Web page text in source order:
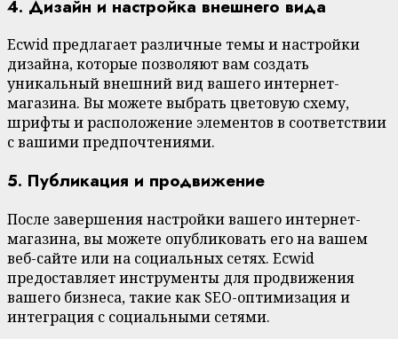
4. Дизайн и настройка внешнего вида
Ecwid предлагает различные темы и настройки
дизайна, которые позволяют вам создать
уникальный внешний вид вашего интернет-
магазина. Вы можете выбрать цветовую схему,
шрифты и расположение элементов в соответствии
с вашими предпочтениями.
5. Публикация и продвижение
После завершения настройки вашего интернет-
магазина, вы можете опубликовать его на вашем
веб-сайте или на социальных сетях. Ecwid
предоставляет инструменты для продвижения
вашего бизнеса, такие как SEO-оптимизация и
интеграция с социальными сетями.